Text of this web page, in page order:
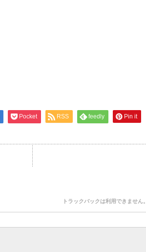
Pocket RSS feedly Pin it
トラックバックは利用できません。